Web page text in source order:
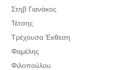
Στηβ Γιανάκος
Τέτσης
Τρέχουσα Έκθεση
Φαμέλης
Φιλοπούλου